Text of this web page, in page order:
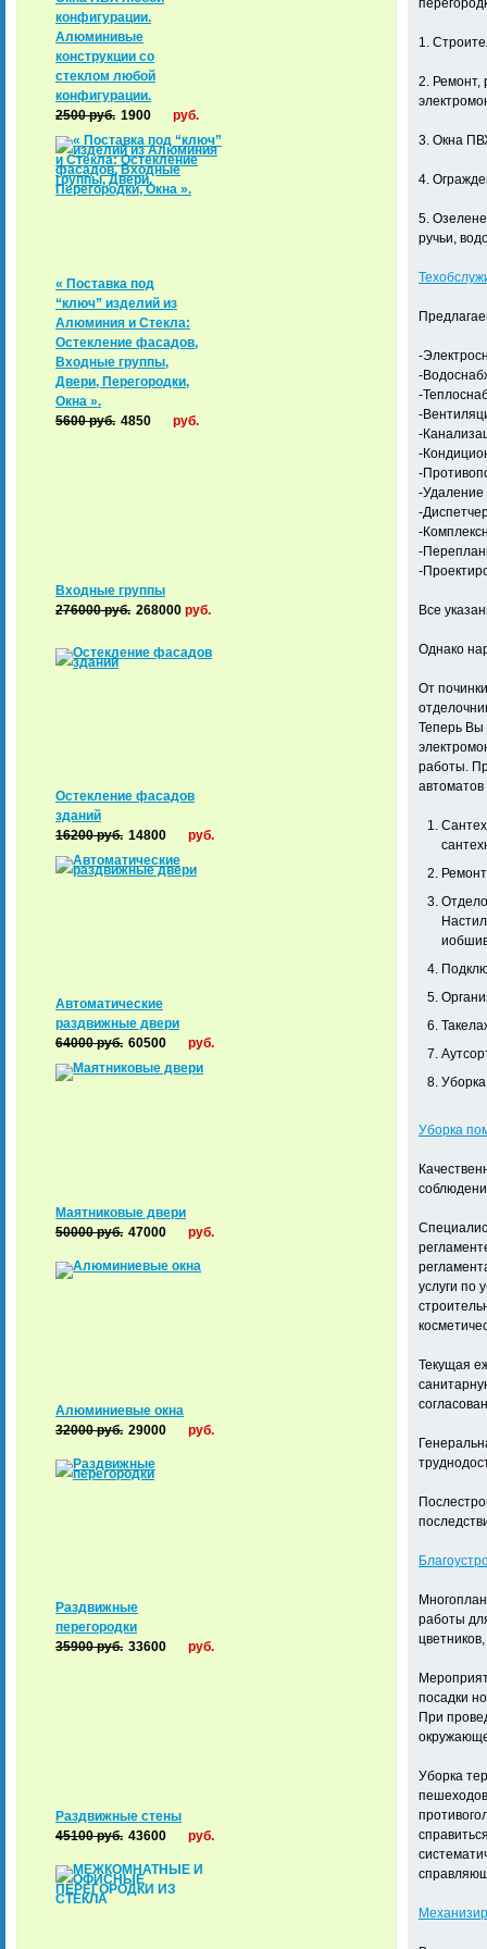
1.
2. Ремонт,
3. Окна
4.
5.
ручьи,
-
-
-
-
-
-
-
-Удаление
-
-
-
-
Все
Однако
От
Теперь Вы
работы.
Уборка
услуги по
Текущая
работы
посадки
При
Уборка
конфигурации.
Алюминивые
конструкции со
стеклом любой
конфигурации.
2500руб. 1900 руб.
« Поставка под
“ключ” изделий из
Алюминия и Стекла:
Остекление фасадов,
Входные группы,
Двери, Перегородки,
Окна ».
5600руб. 4850 руб.
Входные группы
276000руб. 268000 руб.
Остекление фасадов
зданий
16200руб. 14800 руб.
Автоматические
раздвижные двери
64000руб. 60500 руб.
Маятниковые двери
50000руб. 47000 руб.
Алюминиевые окна
32000руб. 29000 руб.
Раздвижные
перегородки
35900руб. 33600 руб.
Раздвижные стены
45100руб. 43600 руб.